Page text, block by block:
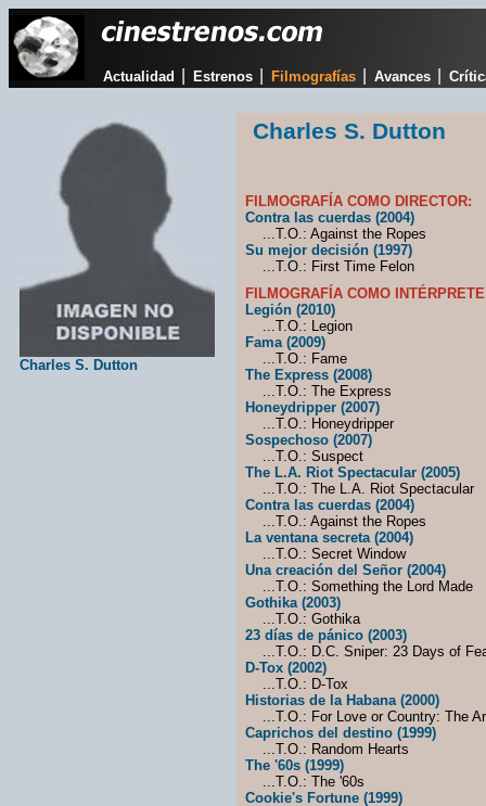
Actualidad Estrenos Filmografías Avances
Charles S. Dutton
Charles S. Dutton
FILMOGRAFÍA COMO DIRECTOR:
Contra las cuerdas (2004)
...T.O.: Against the Ropes
Su mejor decisión (1997)
...T.O.: First Time Felon
FILMOGRAFÍA COMO
Legión (2010)
...T.O.: Legion
Fama (2009)
...T.O.: Fame
The Express (2008)
...T.O.: The Express
Honeydripper (2007)
...T.O.: Honeydripper
Sospechoso (2007)
...T.O.: Suspect
The L.A. Riot Spectacular (2005)
...T.O.: The L.A. Riot Spectacular
Contra las cuerdas (2004)
...T.O.: Against the Ropes
La ventana secreta (2004)
...T.O.: Secret Window
Una creación del Señor (2004)
...T.O.: Something the Lord Made
Gothika (2003)
...T.O.: Gothika
23 días de pánico (2003)
...T.O.: D.C. Sniper: 23 Days of
D-Tox (2002)
...T.O.: D-Tox
Historias de la Habana (2000)
...T.O.: For Love or Country: The
Caprichos del destino (1999)
...T.O.: Random Hearts
The '60s (1999)
...T.O.: The '60s
Cookie's Fortune (1999)